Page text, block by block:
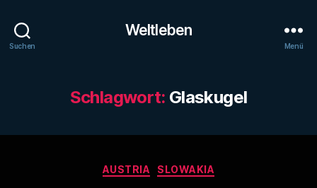
Suchen
Weltleben
Menü
Schlagwort: Glaskugel
Kategorien
AUSTRIA SLOWAKIA